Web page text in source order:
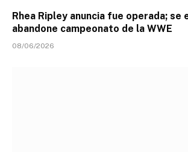
Rhea Ripley anuncia fue operada; se
abandone campeonato de la WWE
08/06/2026